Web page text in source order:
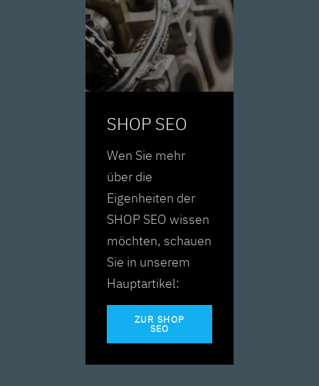
SHOP SEO
Wen Sie mehr
über die
Eigenheiten der
SHOP SEO wissen
möchten, schauen
Sie in unserem
Hauptartikel:
ZUR SHOP
SEO